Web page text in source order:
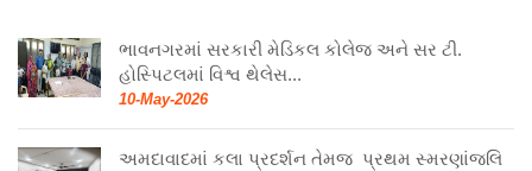
ભાવનગરમાં સરકારી મેડિકલ કોલેજ અને સર ટી.
હોસ્પિટલમાં વિશ્વ થેલેસ...
10-May-2026
અમદાવાદમાં કલા પ્રદર્શન તેમજ પ્રથમ સ્મરણાંજલિ